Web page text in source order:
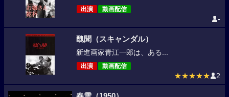
出演 動画配信
-
醜聞（スキャンダル）
新進画家青江一郎は、ある...
出演 動画配信
★★★★★ 2